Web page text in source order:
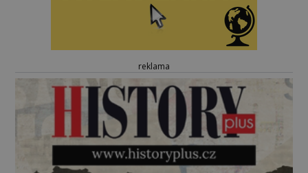
reklama